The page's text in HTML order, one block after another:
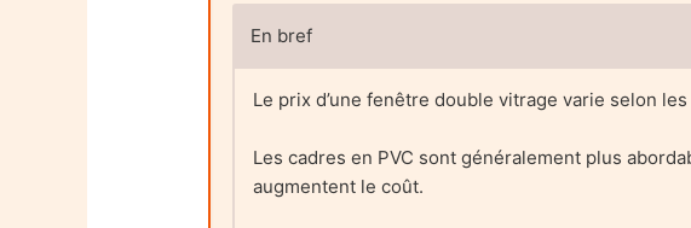
En bref
Le prix d’une fenêtre double vitrage varie selon
Les cadres en PVC sont généralement plus
augmentent le coût.